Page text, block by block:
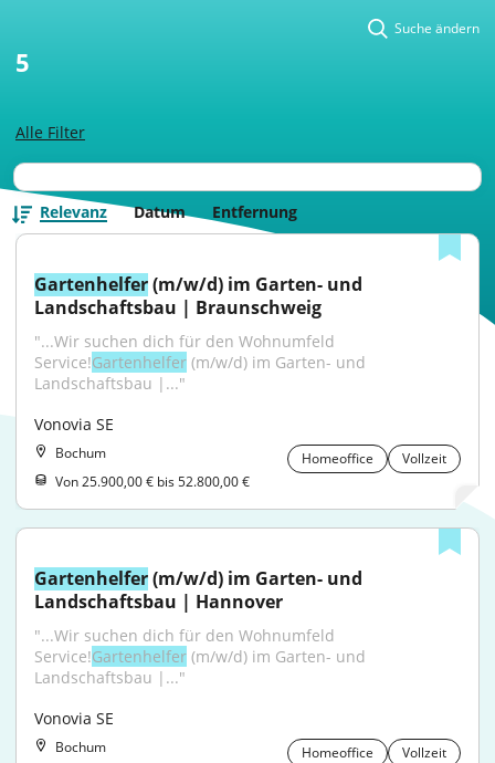
Alle Filter
Suche ändern
5
Relevanz Datum Entfernung
Gartenhelfer (m/w/d) im Garten- und
Landschaftsbau | Braunschweig
"...Wir suchen dich für den Wohnumfeld
Service!Gartenhelfer (m/w/d) im Garten- und
Landschaftsbau |..."
Vonovia SE
Bochum Homeoffice
Vollzeit
Von 25.900,00 € bis 52.800,00 €
Gartenhelfer (m/w/d) im Garten- und
Landschaftsbau | Hannover
"...Wir suchen dich für den Wohnumfeld
Service!Gartenhelfer (m/w/d) im Garten- und
Landschaftsbau |..."
Vonovia SE
Bochum Homeoffice
Vollzeit